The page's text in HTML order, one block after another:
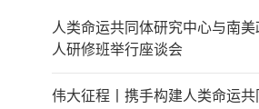
人类命运共同体研究中心与南美
人研修班举行座谈会
伟大征程丨携手构建人类命运共